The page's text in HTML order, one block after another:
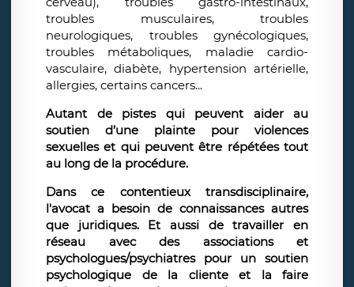
troubles musculaires, troubles
neurologiques, troubles gynécologiques,
troubles métaboliques, maladie cardio-
vasculaire, diabète, hypertension artérielle,
allergies, certains cancers...
Autant de pistes qui peuvent aider au
soutien d’une plainte pour violences
sexuelles et qui peuvent être répétées tout
au long de la procédure.
Dans ce contentieux transdisciplinaire,
l'avocat a besoin de connaissances autres
que juridiques. Et aussi de travailler en
réseau avec des associations et
psychologues/psychiatres pour un soutien
psychologique de la cliente et la faire